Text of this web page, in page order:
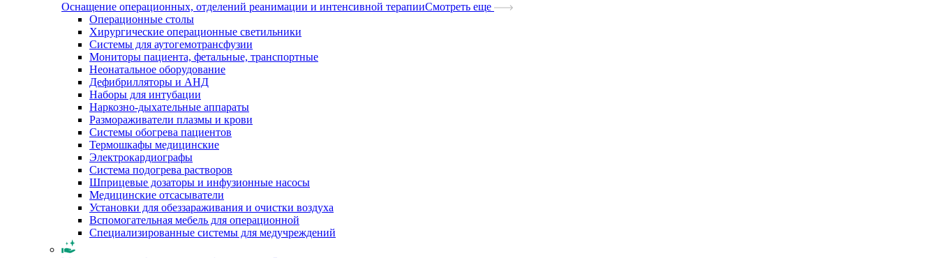
Оснащение операционных, отделений реанимации и интенсивной терапииСмотреть еще
Операционные столы
Хирургические операционные светильники
Системы для аутогемотрансфузии
Мониторы пациента, фетальные, транспортные
Неонатальное оборудование
Дефибрилляторы и АНД
Наборы для интубации
Наркозно-дыхательные аппараты
Размораживатели плазмы и крови
Системы обогрева пациентов
Термошкафы медицинские
Электрокардиографы
Cистема подогрева растворов
Шприцевые дозаторы и инфузионные насосы
Медицинские отсасыватели
Установки для обеззараживания и очистки воздуха
Вспомогательная мебель для операционной
Специализированные системы для медучреждений